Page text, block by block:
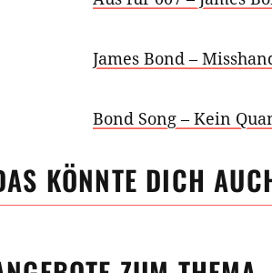
James Bond –
Bond Song – Kein
KÖNNTE DICH